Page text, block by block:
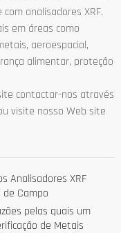
analisadores XRF.
em áreas como
aeroespacial,
alimentar, proteção
contactar-nos através
visite nosso Web site
Analisadores XRF
Campo
pelas quais um
de Metais